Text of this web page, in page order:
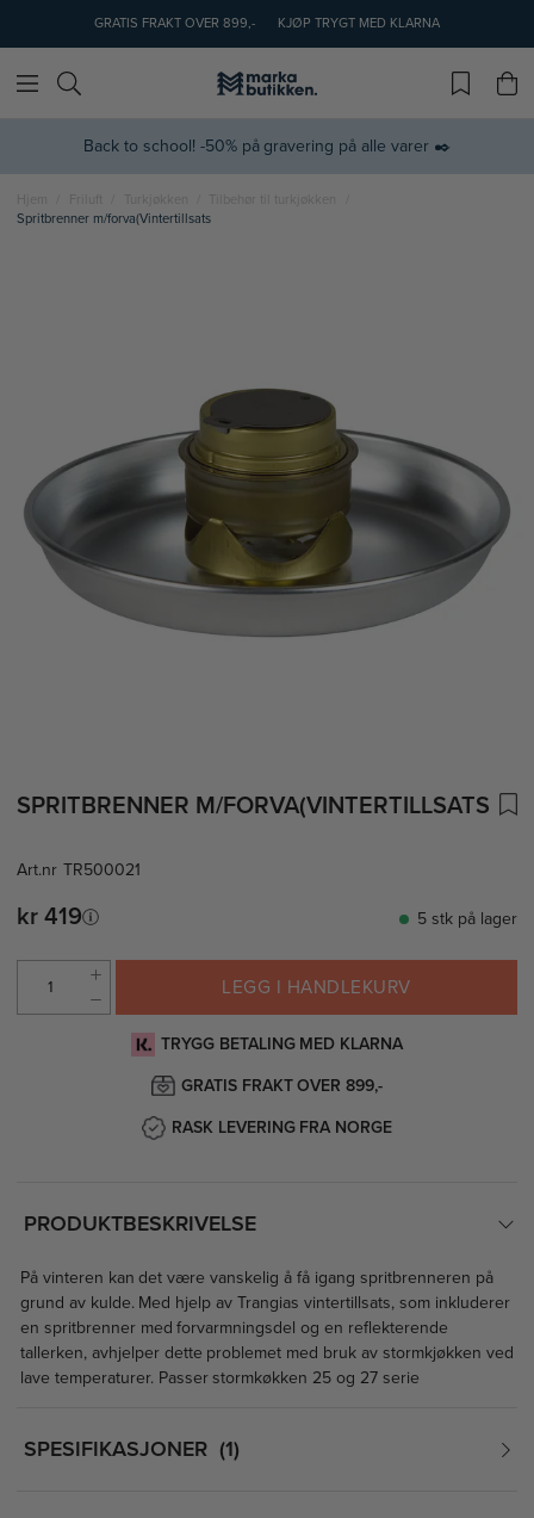
GRATIS FRAKT OVER 899,- KJØP TRYGT MED KLARNA
Back to school! -50% på gravering på alle varer ✒️
Hjem Friluft Turkjøkken
Tilbehør til turkjøkken
Spritbrenner m/forva(Vintertillsats
SPRITBRENNER M/FORVA(VINTERTILLSATS
Art.nr TR500021
kr 419 5 stk på lager
LEGG I HANDLEKURV
TRYGG BETALING MED KLARNA
GRATIS FRAKT OVER 899,-
RASK LEVERING FRA NORGE
PRODUKTBESKRIVELSE
På vinteren kan det være vanskelig å få igang spritbrenneren på
grund av kulde. Med hjelp av Trangias vintertillsats, som inkluderer
en spritbrenner med forvarmningsdel og en reflekterende
tallerken, avhjelper dette problemet med bruk av stormkjøkken ved
lave temperaturer. Passer stormkøkken 25 og 27 serie
SPESIFIKASJONER 1